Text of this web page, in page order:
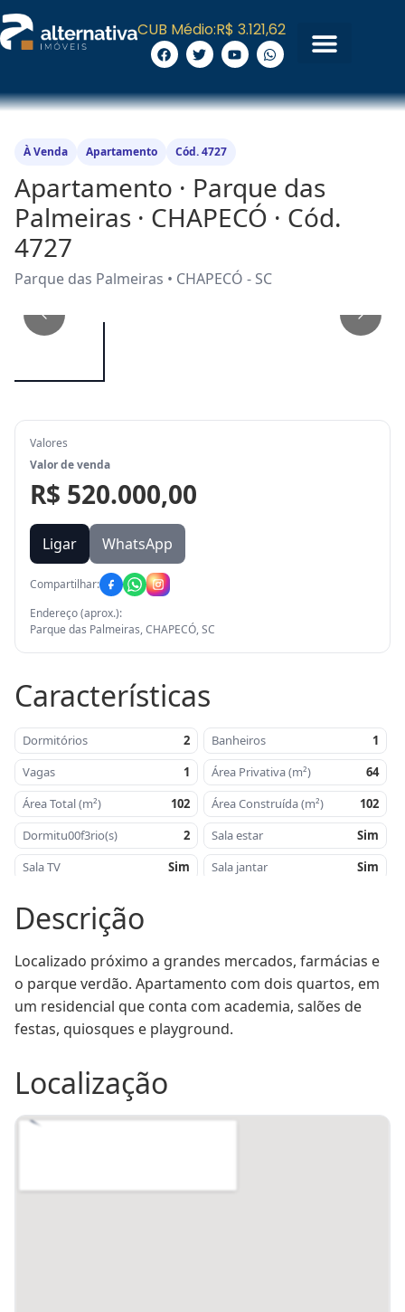
CUB Médio:R$ 3.121,62
À Venda Apartamento Cód. 4727
Apartamento · Parque das
Palmeiras · CHAPECÓ · Cód.
4727
Parque das Palmeiras • CHAPECÓ - SC
Valores
Valor de venda
R$ 520.000,00
Ligar WhatsApp
Compartilhar:
Endereço (aprox.):
Parque das Palmeiras, CHAPECÓ, SC
Características
Dormitórios 2 Banheiros
1
Vagas
1 Área Privativa (m²)
64
Área Total (m²)
102 Área Construída (m²)
102
Dormitu00f3rio(s)
2 Sala estar
Sim
Sala TV
Sim Sala jantar
Sim
Solar
ProximidadePru00f3x.
Brasu00e3o
Jardim
Amu00e9rica
Salu00e3o de festas Sim
Sacada
Lote
10 B Quadra
Descrição
Localizado próximo a grandes mercados, farmácias e
o parque verdão. Apartamento com dois quartos, em
um residencial que conta com academia, salões de
festas, quiosques e playground.
Localização